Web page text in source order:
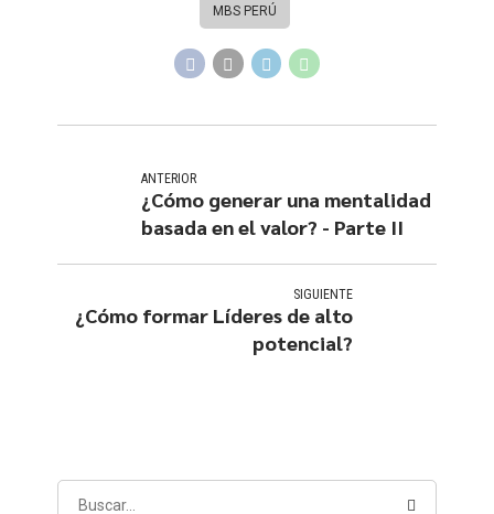
MBS PERÚ
ANTERIOR
¿Cómo generar una mentalidad
basada en el valor? - Parte II
SIGUIENTE
¿Cómo formar Líderes de alto
potencial?